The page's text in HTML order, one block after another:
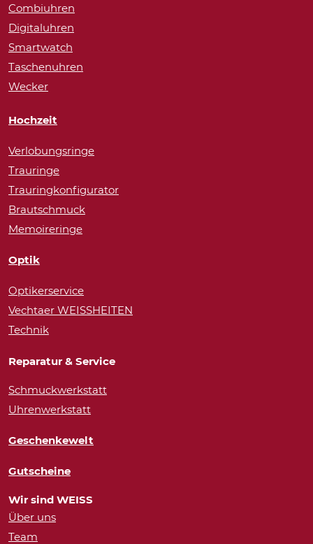
Combiuhren
Digitaluhren
Smartwatch
Taschenuhren
Wecker
Hochzeit
Verlobungsringe
Trauringe
Trauringkonfigurator
Brautschmuck
Memoireringe
Optik
Optikerservice
Vechtaer WEISSHEITEN
Technik
Reparatur & Service
Schmuckwerkstatt
Uhrenwerkstatt
Geschenkewelt
Gutscheine
Wir sind WEISS
Über uns
Team